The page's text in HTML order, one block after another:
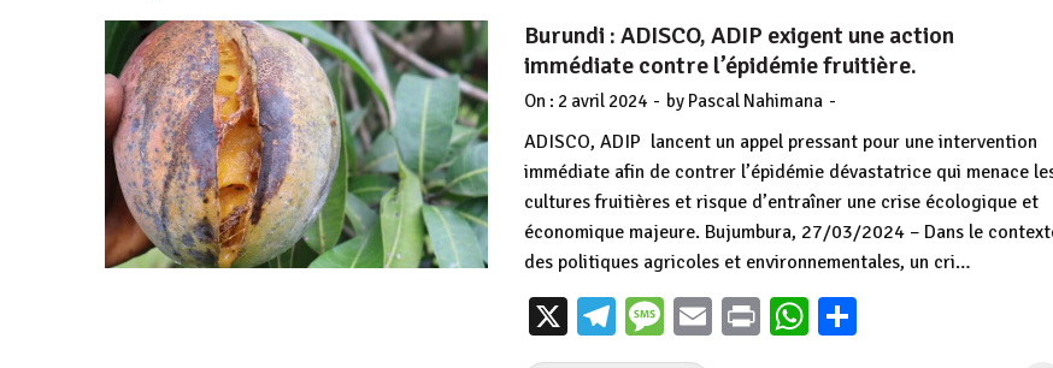
Burundi : ADISCO, ADIP exigent une action
immédiate contre l’épidémie fruitière.
On : 2 avril 2024 - by Pascal Nahimana -
ADISCO, ADIP lancent un appel pressant pour une intervention
immédiate afin de contrer l’épidémie dévastatrice qui menace
cultures fruitières et risque d’entraîner une crise écologique et
économique majeure. Bujumbura, 27/03/2024 – Dans le
des politiques agricoles et environnementales, un cri…
X Telegram
Message
EmailPrintWhatsApp